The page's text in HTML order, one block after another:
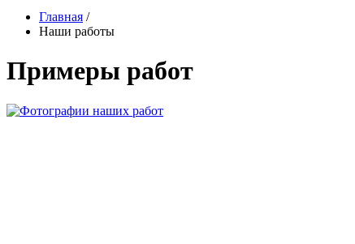
Главная /
Наши работы
Примеры работ